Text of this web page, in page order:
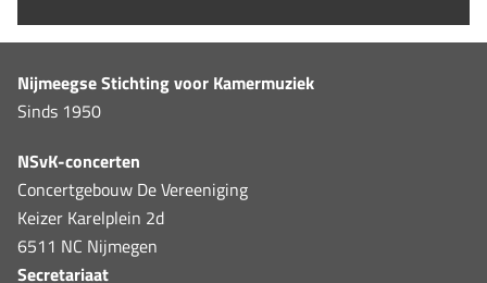
Nijmeegse Stichting voor Kamermuziek
Sinds 1950
NSvK-concerten
Concertgebouw De Vereeniging
Keizer Karelplein 2d
6511 NC Nijmegen
Secretariaat